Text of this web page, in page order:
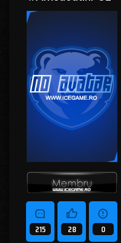
215 28 0